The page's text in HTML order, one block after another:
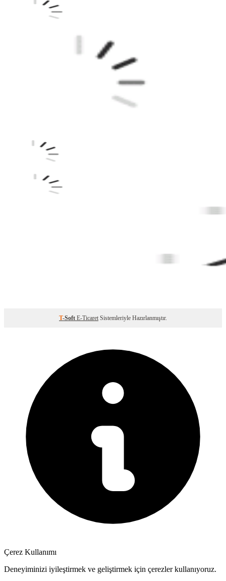
T-Soft E-Ticaret Sistemleriyle Hazırlanmıştır.
Çerez Kullanımı
Deneyiminizi iyileştirmek ve geliştirmek için çerezler kullanıyoruz.